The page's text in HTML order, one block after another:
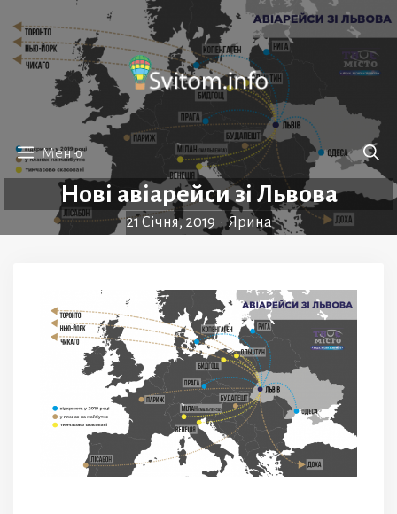
вмісту
Меню
Нові авіарейси зі Львова
21 Січня, 2019 • Ярина